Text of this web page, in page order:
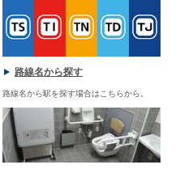
路線名から探す
路線名から駅を探す場合はこちらから。